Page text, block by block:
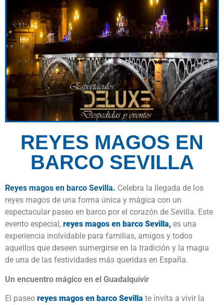
REYES MAGOS EN
BARCO SEVILLA
Reyes magos en barco Sevilla. Celebra la llegada de los
reyes magos de una forma única y mágica con un
espectacular paseo en barco por el corazón de Sevilla. Este
evento especial, reyes magos en barco Sevilla, es una
experiencia inolvidable para familias, amigos y todos
aquellos que deseen sumergirse en la tradición y la magia
de una de las festividades más queridas en España.
Un encuentro mágico en el Guadalquivir
El paseo reyes magos en barco Sevilla te invita a vivir la